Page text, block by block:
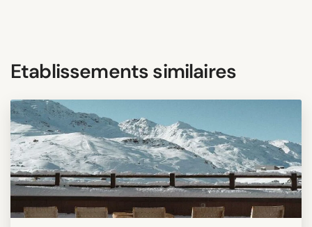
Etablissements similaires